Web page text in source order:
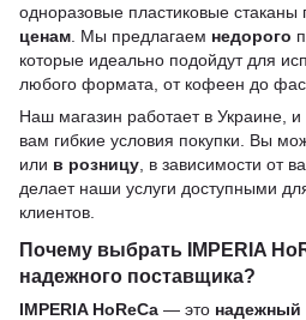
одноразовые пластиковые стаканы
ценам . Мы предлагаем недорого
которые идеально подойдут для
любого формата, от кофеен до
Наш магазин работает в Украине,
вам гибкие условия покупки. Вы
или в розницу , в зависимости от
делает наши услуги доступными
клиентов.
Почему выбрать IMPERIA
надежного поставщика?
IMPERIA HoReCa — это надежный